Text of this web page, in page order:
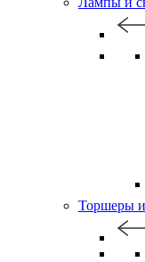
Торшеры